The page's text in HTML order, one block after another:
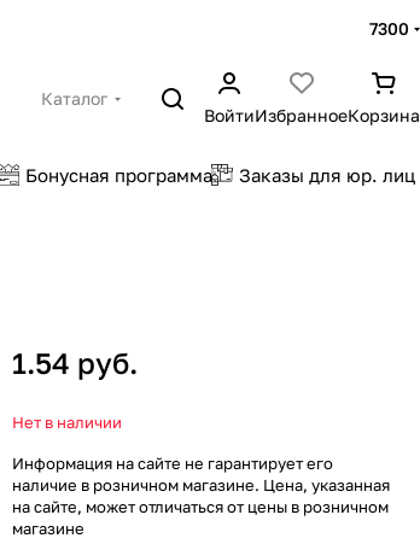
7300
Каталог
ВойтиИзбранноеКорзина
Бонусная программа Заказы для юр. лиц
1.54 руб.
Нет в наличии
Информация на сайте не гарантирует его
наличие в розничном магазине. Цена, указанная
на сайте, может отличаться от цены в розничном
магазине